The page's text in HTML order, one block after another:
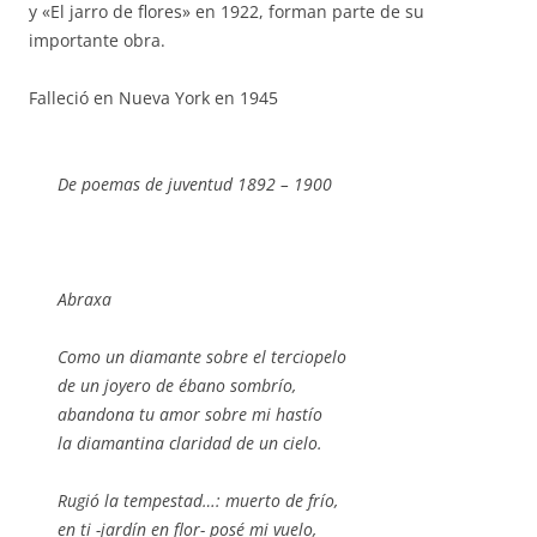
y «El jarro de flores» en 1922, forman parte de su
importante obra.
Falleció en Nueva York en 1945
De poemas de juventud 1892 – 1900
Abraxa
Como un diamante sobre el terciopelo
de un joyero de ébano sombrío,
abandona tu amor sobre mi hastío
la diamantina claridad de un cielo.
Rugió la tempestad…: muerto de frío,
en ti -jardín en flor- posé mi vuelo,